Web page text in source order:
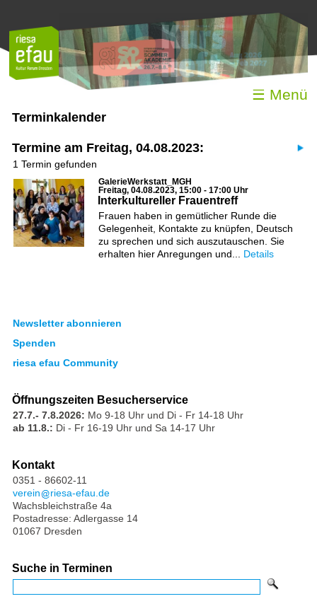
☰ Menü
Terminkalender
Termine am Freitag, 04.08.2023:
1 Termin gefunden
GalerieWerkstatt_MGH
Freitag, 04.08.2023, 15:00 - 17:00 Uhr
Interkultureller Frauentreff
Frauen haben in gemütlicher Runde die
Gelegenheit, Kontakte zu knüpfen, Deutsch
zu sprechen und sich auszutauschen. Sie
erhalten hier Anregungen und... Details
Newsletter abonnieren
Spenden
riesa efau Community
Öffnungszeiten Besucherservice
27.7.- 7.8.2026: Mo 9-18 Uhr und Di - Fr 14-18 Uhr
ab 11.8.: Di - Fr 16-19 Uhr und Sa 14-17 Uhr
Kontakt
0351 - 86602-11
verein
riesa-efau.de
Wachsbleichstraße 4a
Postadresse: Adlergasse 14
01067 Dresden
Suche in Terminen